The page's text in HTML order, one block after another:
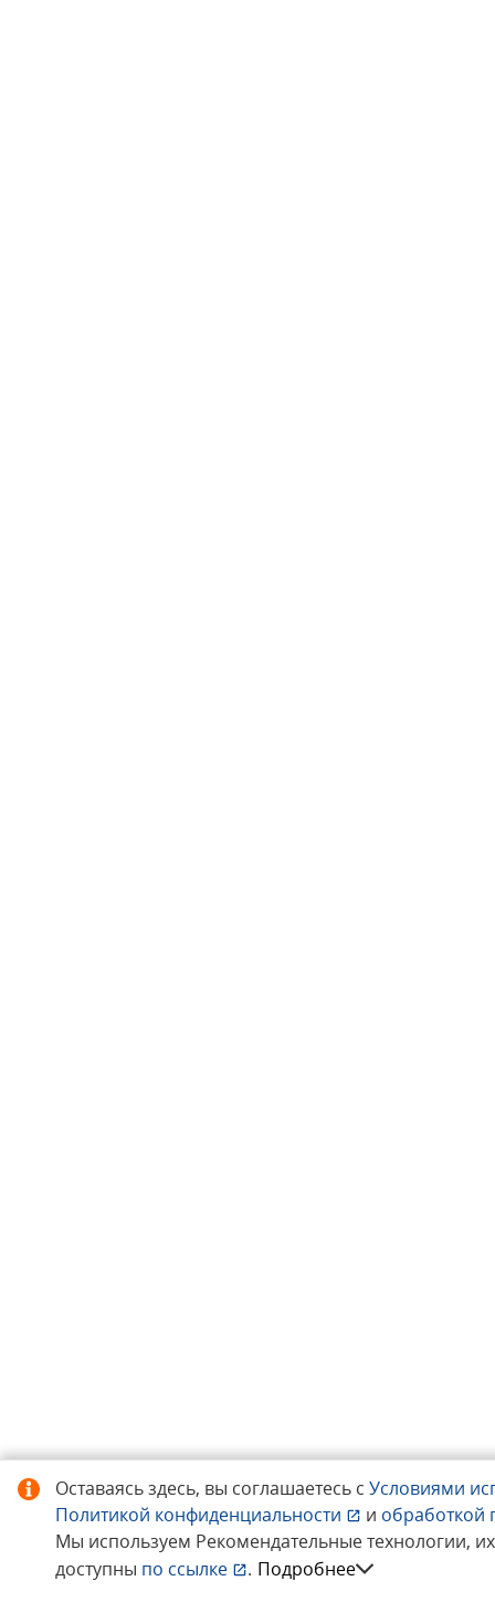
Оставаясь здесь, вы соглашаетесь с Условиями
Политикой конфиденциальности
и обработкой
Мы используем Рекомендательные технологии,
доступны по ссылке . Подробнее